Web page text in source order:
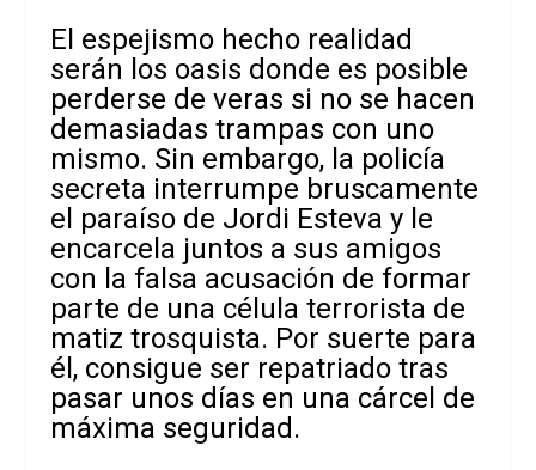
El espejismo hecho realidad
serán los oasis donde es posible
perderse de veras si no se hacen
demasiadas trampas con uno
mismo. Sin embargo, la policía
secreta interrumpe bruscamente
el paraíso de Jordi Esteva y le
encarcela juntos a sus amigos
con la falsa acusación de formar
parte de una célula terrorista de
matiz trosquista. Por suerte para
él, consigue ser repatriado tras
pasar unos días en una cárcel de
máxima seguridad.